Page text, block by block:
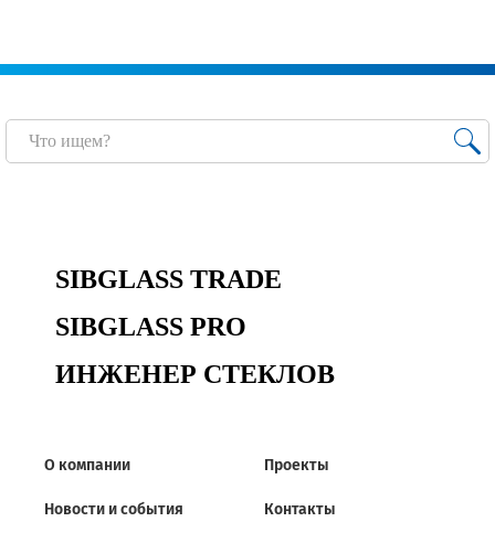
Стекло для мебели, оборудования и бытовой техники
Сертификаты на продукцию Sibglass Pro
Проекты
SIBGLASS TRADE
SIBGLASS PRO
ИНЖЕНЕР СТЕКЛОВ
О компании
Новости и события
Проекты
Контакты